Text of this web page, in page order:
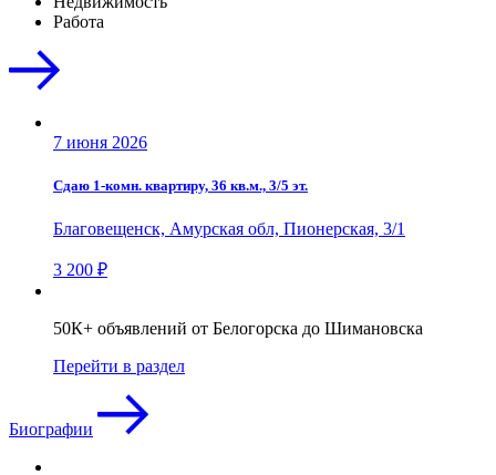
Работа
7 июня 2026
Сдаю 1-комн. квартиру, 36 кв.м., 3/5 эт.
Благовещенск, Амурская обл, Пионерская, 3/1
3 200 ₽
50К+ объявлений от Белогорска до Шимановска
Перейти в раздел
Биографии